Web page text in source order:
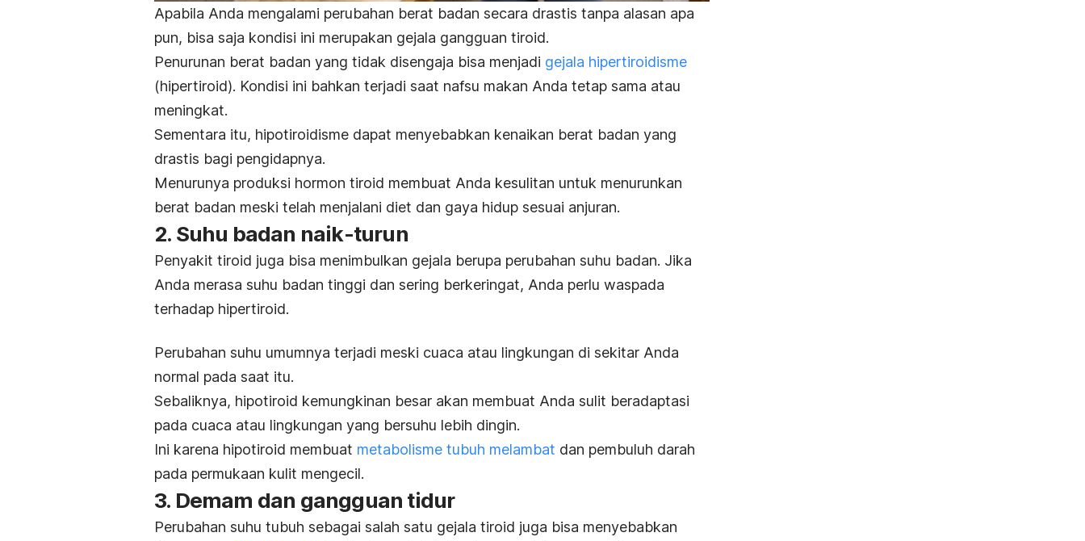
Apabila Anda mengalami perubahan berat badan secara drastis tanpa alasan apa
pun, bisa saja kondisi ini merupakan gejala gangguan tiroid.
Penurunan berat badan yang tidak disengaja bisa menjadi gejala hipertiroidisme
(hipertiroid). Kondisi ini bahkan terjadi saat nafsu makan Anda tetap sama atau
meningkat.
Sementara itu, hipotiroidisme dapat menyebabkan kenaikan berat badan yang
drastis bagi pengidapnya.
Menurunya produksi hormon tiroid membuat Anda kesulitan untuk menurunkan
berat badan meski telah menjalani diet dan gaya hidup sesuai anjuran.
2. Suhu badan naik-turun
Penyakit tiroid juga bisa menimbulkan gejala berupa perubahan suhu badan. Jika
Anda merasa suhu badan tinggi dan sering berkeringat, Anda perlu waspada
terhadap hipertiroid.
Perubahan suhu umumnya terjadi meski cuaca atau lingkungan di sekitar Anda
normal pada saat itu.
Sebaliknya, hipotiroid kemungkinan besar akan membuat Anda sulit beradaptasi
pada cuaca atau lingkungan yang bersuhu lebih dingin.
Ini karena hipotiroid membuat metabolisme tubuh melambat dan pembuluh darah
pada permukaan kulit mengecil.
3. Demam dan gangguan tidur
Perubahan suhu tubuh sebagai salah satu gejala tiroid juga bisa menyebabkan